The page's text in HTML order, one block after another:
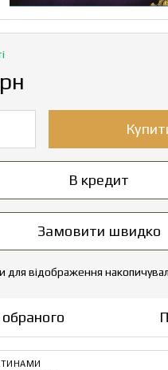
В кредит
Замовити швидко
для відображення